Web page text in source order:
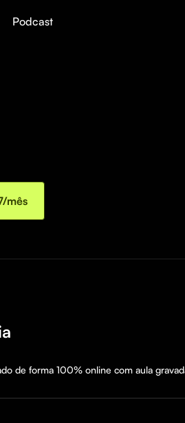
Podcast
mês
de forma 100% online com aula